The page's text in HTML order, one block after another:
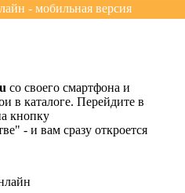
- мобильная версия
со своего смартфона и
в каталоге. Перейдите в
кнопку
- и вам сразу откроется